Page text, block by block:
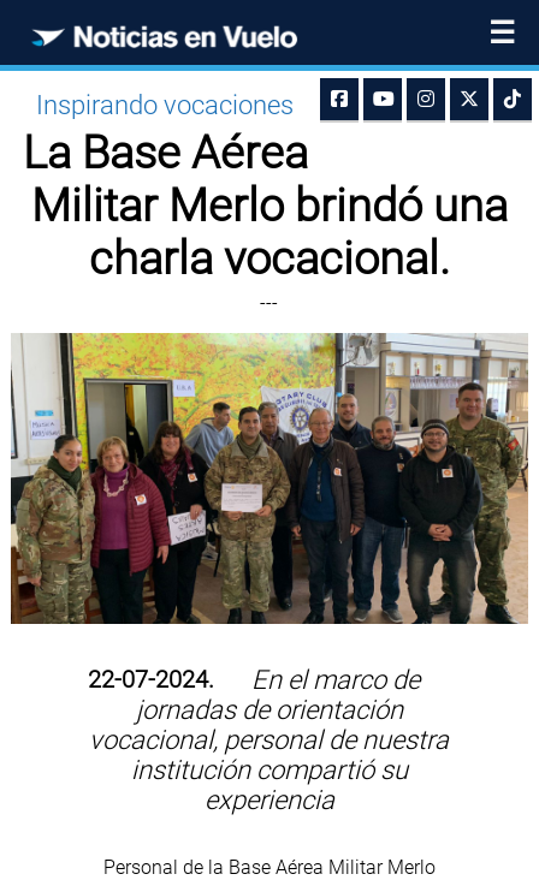
☰
Inspirando vocaciones
La Base Aérea
Militar Merlo brindó una
charla vocacional.
---
22-07-2024.
En el marco de
jornadas de orientación
vocacional, personal de nuestra
institución compartió su
experiencia
Personal de la Base Aérea Militar Merlo